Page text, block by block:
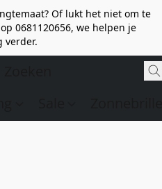
Of lukt het niet om te
0681120656, we helpen je
verder.